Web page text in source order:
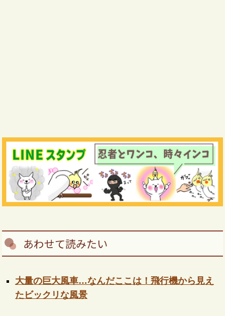
あわせて読みたい
大量の巨大風車…なんだここは！飛行機から見え
たビックリな風景